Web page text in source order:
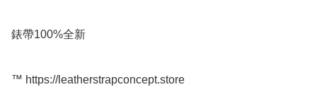
錶帶100%全新
™️ https://leatherstrapconcept.store